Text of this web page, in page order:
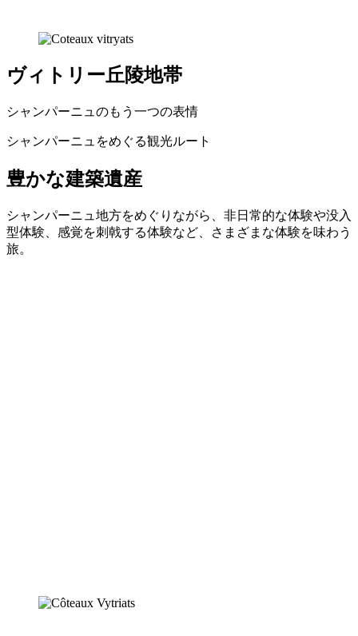
ヴィトリー丘陵地帯
シャンパーニュのもう一つの表情
シャンパーニュをめぐる観光ルート
豊かな建築遺産
シャンパーニュ地方をめぐりながら、非日常的な体験や没入
型体験、感覚を刺戟する体験など、さまざまな体験を味わう
旅。